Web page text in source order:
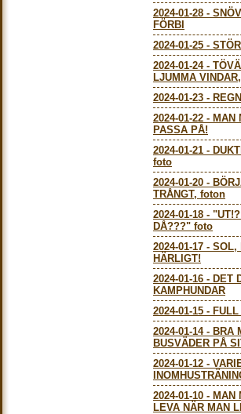
2024-01-28 -
FÖRBI
2024-01-25 -
2024-01-24-
LJUMMA
2024-01-23 -
2024-01-22 - MAN
PASSA PÅ!
2024-01-21 -
foto
2024-01-20 -
TRÅNGT, foton
2024-01-18 -
DÅ???" foto
2024-01-17 - SOL,
HÄRLIGT!
2024-01-16 - DET
KAMPHUNDAR
2024-01-15 -
2024-01-14- BRA
BUSVÄDER PÅ
2024-01-12 -
2024-01-10 - MAN
LEVA NÄR MAN